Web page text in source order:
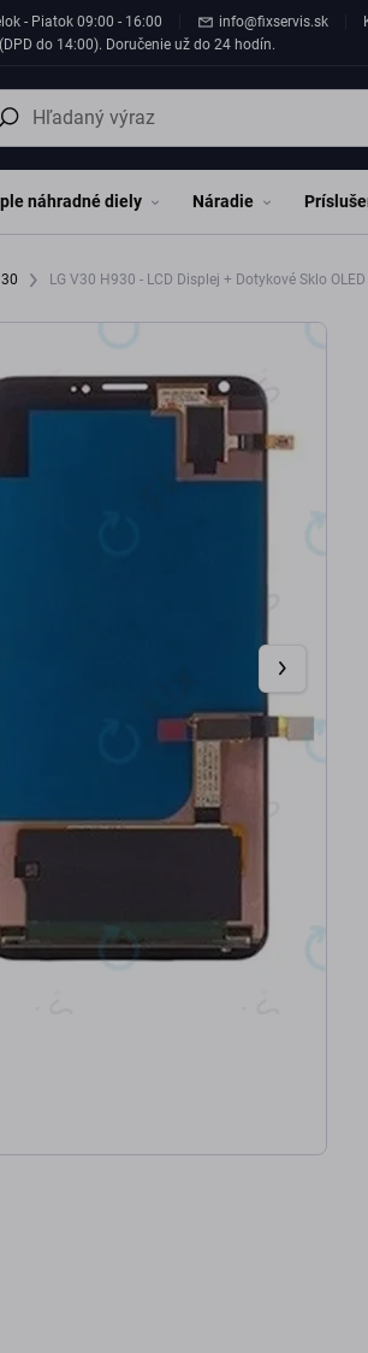
- Piatok 09:00 - 16:00 info@fixservis.sk
do 14:00). Doručenie už do 24 hodín.
náhradné diely Náradie
LG V30 H930 - LCD Displej + Dotykové Sklo OLED